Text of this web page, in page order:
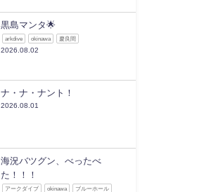
黒島マンタ🌟
arkdive okinawa 慶良間
2026.08.02
ナ・ナ・ナント！
2026.08.01
海況バツグン、べったべ
た！！！
アークダイブ okinawa ブルーホール